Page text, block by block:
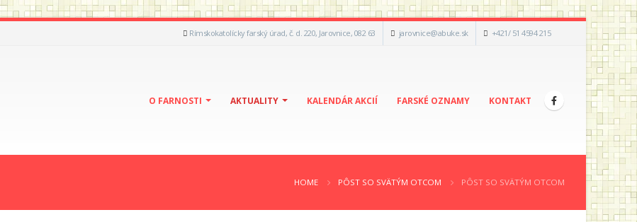
Rímskokatolícky farský úrad, č. d. 220, Jarovnice, 082 63 jarovnice@abuke.sk +421/ 51 4594 215
O FARNOSTI AKTUALITY KALENDÁR AKCIÍ FARSKÉ OZNAMY KONTAKT
HOME PÔST SO SVÄTÝM OTCOM PÔST SO SVÄTÝM OTCOM